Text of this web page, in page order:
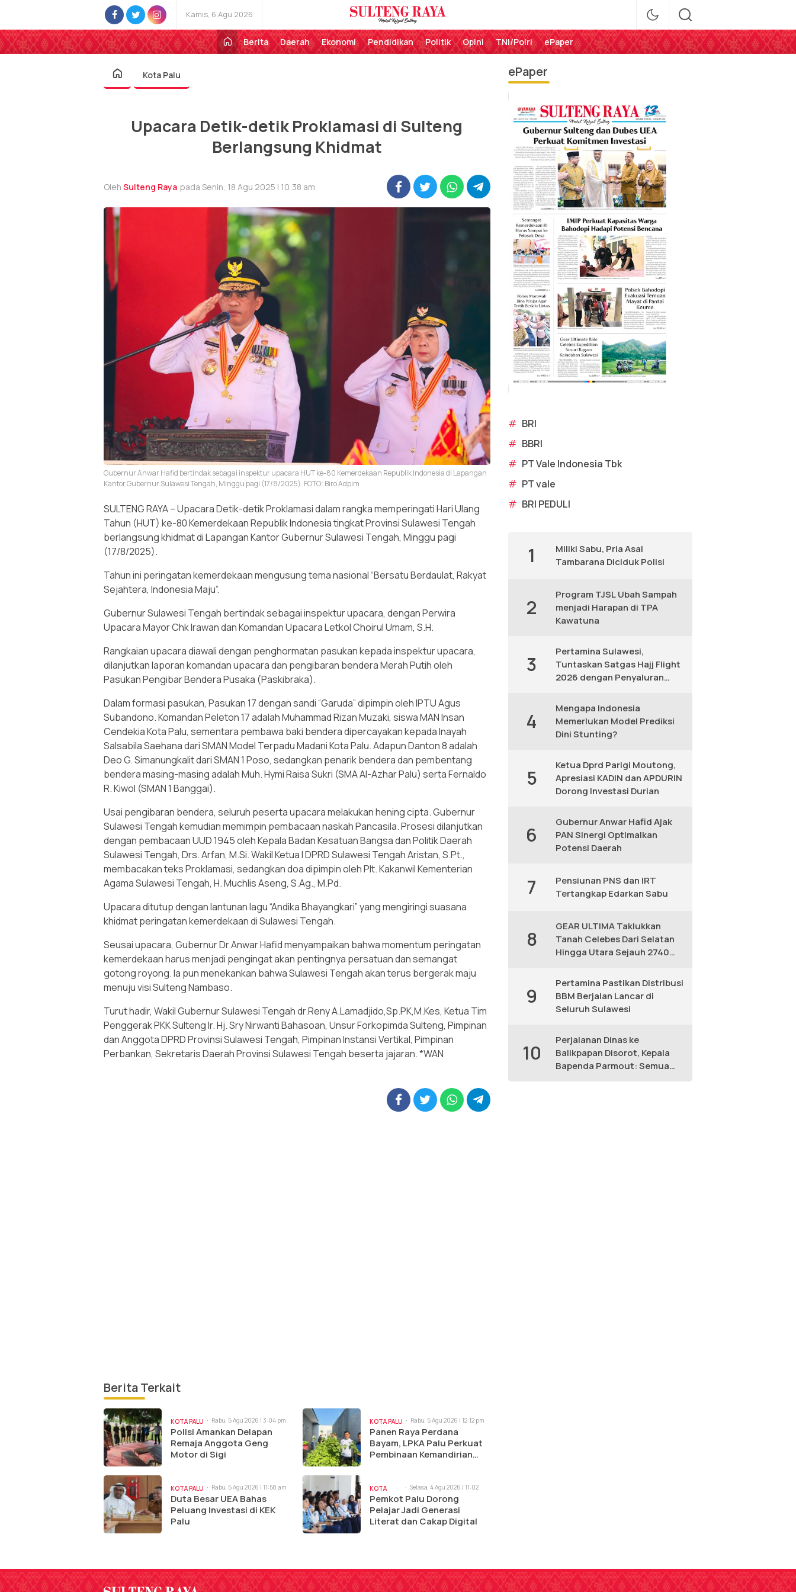
Kamis, 6 Agu 2026
Sulteng Raya
Perekat Rakyat Sulteng
Berita
Daerah Ekonomi Pendidikan Politik Opini TNI/Polri ePaper
Kota Palu
Upacara Detik-detik Proklamasi di Sulteng
Berlangsung Khidmat
Oleh Sulteng Raya pada Senin, 18 Agu 2025 | 10:38 am
Gubernur Anwar Hafid bertindak sebagai inspektur upacara HUT ke-80 Kemerdekaan Republik Indonesia di Lapangan
Kantor Gubernur Sulawesi Tengah, Minggu pagi (17/8/2025). FOTO: Biro Adpim
SULTENG RAYA – Upacara Detik-detik Proklamasi dalam rangka memperingati Hari Ulang
Tahun (HUT) ke-80 Kemerdekaan Republik Indonesia tingkat Provinsi Sulawesi Tengah
berlangsung khidmat di Lapangan Kantor Gubernur Sulawesi Tengah, Minggu pagi
(17/8/2025).
Tahun ini peringatan kemerdekaan mengusung tema nasional “Bersatu Berdaulat, Rakyat
Sejahtera, Indonesia Maju”.
Gubernur Sulawesi Tengah bertindak sebagai inspektur upacara, dengan Perwira
Upacara Mayor Chk Irawan dan Komandan Upacara Letkol Choirul Umam, S.H.
Rangkaian upacara diawali dengan penghormatan pasukan kepada inspektur upacara,
dilanjutkan laporan komandan upacara dan pengibaran bendera Merah Putih oleh
Pasukan Pengibar Bendera Pusaka (Paskibraka).
Dalam formasi pasukan, Pasukan 17 dengan sandi “Garuda” dipimpin oleh IPTU Agus
Subandono. Komandan Peleton 17 adalah Muhammad Rizan Muzaki, siswa MAN Insan
Cendekia Kota Palu, sementara pembawa baki bendera dipercayakan kepada Inayah
Salsabila Saehana dari SMAN Model Terpadu Madani Kota Palu. Adapun Danton 8 adalah
Deo G. Simanungkalit dari SMAN 1 Poso, sedangkan penarik bendera dan pembentang
bendera masing-masing adalah Muh. Hymi Raisa Sukri (SMA Al-Azhar Palu) serta Fernaldo
R. Kiwol (SMAN 1 Banggai).
Usai pengibaran bendera, seluruh peserta upacara melakukan hening cipta. Gubernur
Sulawesi Tengah kemudian memimpin pembacaan naskah Pancasila. Prosesi dilanjutkan
dengan pembacaan UUD 1945 oleh Kepala Badan Kesatuan Bangsa dan Politik Daerah
Sulawesi Tengah, Drs. Arfan, M.Si. Wakil Ketua I DPRD Sulawesi Tengah Aristan, S.Pt.,
membacakan teks Proklamasi, sedangkan doa dipimpin oleh Plt. Kakanwil Kementerian
Agama Sulawesi Tengah, H. Muchlis Aseng, S.Ag., M.Pd.
Upacara ditutup dengan lantunan lagu “Andika Bhayangkari” yang mengiringi suasana
khidmat peringatan kemerdekaan di Sulawesi Tengah.
Seusai upacara, Gubernur Dr.Anwar Hafid menyampaikan bahwa momentum peringatan
kemerdekaan harus menjadi pengingat akan pentingnya persatuan dan semangat
gotong royong. Ia pun menekankan bahwa Sulawesi Tengah akan terus bergerak maju
menuju visi Sulteng Nambaso.
Turut hadir, Wakil Gubernur Sulawesi Tengah dr.Reny A.Lamadjido,Sp.PK,M.Kes, Ketua Tim
Penggerak PKK Sulteng Ir. Hj. Sry Nirwanti Bahasoan, Unsur Forkopimda Sulteng, Pimpinan
dan Anggota DPRD Provinsi Sulawesi Tengah, Pimpinan Instansi Vertikal, Pimpinan
Perbankan, Sekretaris Daerah Provinsi Sulawesi Tengah beserta jajaran. *WAN
Berita Terkait
KOTA PALU Rabu, 5 Agu 2026 | 3:04 pm
Polisi Amankan Delapan
Remaja Anggota Geng
Motor di Sigi
KOTA PALU Rabu, 5 Agu 2026 | 12:12 pm
Panen Raya Perdana
Bayam, LPKA Palu Perkuat
Pembinaan Kemandirian
KOTA PALU Rabu, 5 Agu 2026 | 11:58 am
Duta Besar UEA Bahas
Peluang Investasi di KEK
Palu
KOTA
PALU
Selasa, 4 Agu 2026 | 11:02
am
Pemkot Palu Dorong
Pelajar Jadi Generasi
Literat dan Cakap Digital
ePaper
# BRI
# BBRI
# PT Vale Indonesia Tbk
# PT vale
# BRI PEDULI
1
Miliki Sabu, Pria Asal
Tambarana Diciduk Polisi
2
Program TJSL Ubah Sampah
menjadi Harapan di TPA
Kawatuna
3
Pertamina Sulawesi,
Tuntaskan Satgas Hajj Flight
2026 dengan Penyaluran
4
Mengapa Indonesia
Memerlukan Model Prediksi
Dini Stunting?
5
Ketua Dprd Parigi Moutong,
Apresiasi KADIN dan APDURIN
Dorong Investasi Durian
6
Gubernur Anwar Hafid Ajak
PAN Sinergi Optimalkan
Potensi Daerah
7
Pensiunan PNS dan IRT
Tertangkap Edarkan Sabu
8
GEAR ULTIMA Taklukkan
Tanah Celebes Dari Selatan
Hingga Utara Sejauh 2740
9
Pertamina Pastikan Distribusi
BBM Berjalan Lancar di
Seluruh Sulawesi
10
Perjalanan Dinas ke
Balikpapan Disorot, Kepala
Bapenda Parmout: Semua